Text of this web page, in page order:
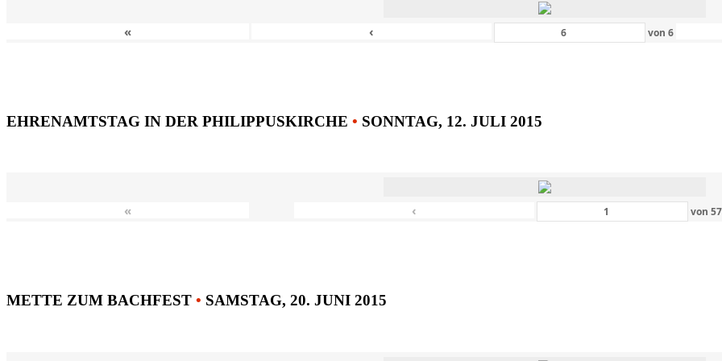
« ‹ von6
EHRENAMTSTAG IN DER PHILIPPUSKIRCHE • SONNTAG, 12. JULI 2015
« ‹ von57
METTE ZUM BACHFEST • SAMSTAG, 20. JUNI 2015